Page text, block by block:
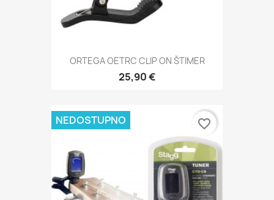
ORTEGA OETRC CLIP ON ŠTIMER
25,90 €
NEDOSTUPNO favorite_border